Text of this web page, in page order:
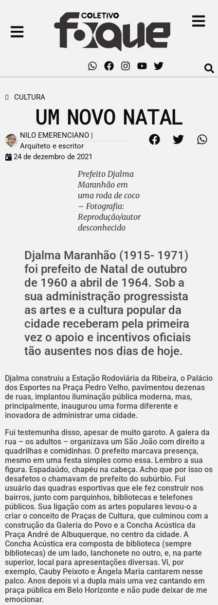
CULTURA
UM NOVO NATAL
NILO EMERENCIANO |
Arquiteto e escritor
24 de dezembro de 2021
Prefeito Djalma
Maranhão em
uma roda de coco
– Fotografia:
Reprodução/autor
desconhecido
Djalma Maranhão (1915- 1971)
foi prefeito de Natal de outubro
de 1960 a abril de 1964. Sob a
sua administração progressista
as artes e a cultura popular da
cidade receberam pela primeira
vez o apoio e incentivos oficiais
tão ausentes nos dias de hoje.
Djalma construiu a Estação Rodoviária da Ribeira, o Palácio
dos Esportes na Praça Pedro Velho, pavimentou dezenas
de ruas, implantou iluminação pública moderna, mas,
principalmente, inaugurou uma forma diferente e
inovadora de administrar uma cidade.
Fui testemunha disso, apesar de muito garoto. A galera da
rua – os adultos – organizava um São João com direito a
quadrilhas e comidinhas. O prefeito marcava presença,
mesmo em uma festa simples como essa. Lembro a sua
figura. Espadaúdo, chapéu na cabeça. Acho que por isso os
desafetos o chamavam de prefeito do subúrbio. Fui
usuário das quadras esportivas que ele fez construir nos
bairros, junto com parquinhos, bibliotecas e telefones
públicos. Sua ligação com as artes populares levou-o a
criar o conceito de Praças de Cultura, que culminou com a
construção da Galeria do Povo e a Concha Acústica da
Praça André de Albuquerque, no centro da cidade. A
Concha Acústica era composta de biblioteca (sempre
bibliotecas) de um lado, lanchonete no outro, e, na parte
superior, local para apresentações diversas. Vi, por
exemplo, Cauby Peixoto e Ângela Maria cantarem nesse
palco. Anos depois vi a dupla mais uma vez cantando em
praça pública em Belo Horizonte e não pude deixar de me
emocionar.